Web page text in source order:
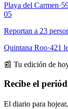
Playa del Carmen·
05
Reportan a 23
Quintana Roo·421
📰 Tu edición de
Recibe el
El diario para